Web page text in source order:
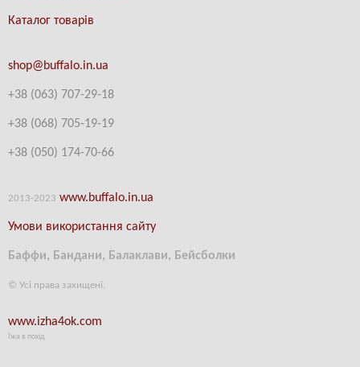
Каталог товарів
shop@buffalo.in.ua
+38 (063) 707-29-18
+38 (068) 705-19-19
+38 (050) 174-70-66
2013-2023 www.buffalo.in.ua
Умови використання сайту
Баффи, Бандани, Балаклави, Бейсболки
© Усі права захищені.
www.izha4ok.com
Їжа в похід